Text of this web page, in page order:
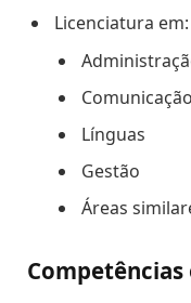
Licenciatura em:
Comunicação
Línguas
Gestão
Áreas